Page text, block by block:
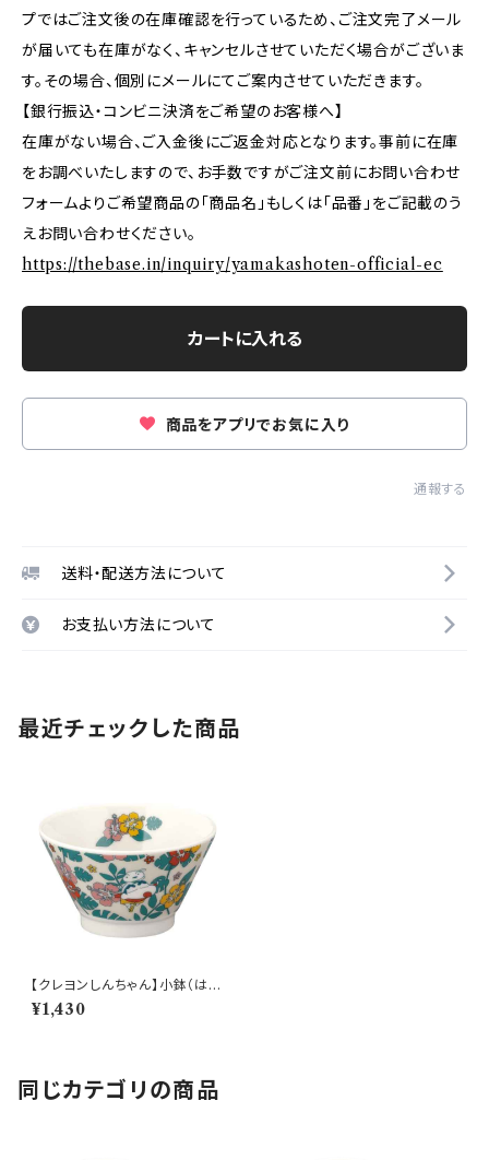
プではご注文後の在庫確認を行っているため、ご注文完了メール
が届いても在庫がなく、キャンセルさせていただく場合がございま
す。その場合、個別にメールにてご案内させていただきます。
【銀行振込・コンビニ決済をご希望のお客様へ】
在庫がない場合、ご入金後にご返金対応となります。事前に在庫
をお調べいたしますので、お手数ですがご注文前にお問い合わせ
フォームよりご希望商品の「商品名」もしくは「品番」をご記載のう
えお問い合わせください。
https://thebase.in/inquiry/yamakashoten-official-ec
カートに入れる
商品をアプリでお気に入り
通報する
送料・配送方法について
お支払い方法について
最近チェックした商品
【クレヨンしんちゃん】小鉢（は
な）【CS40】CS42-352
¥1,430
同じカテゴリの商品